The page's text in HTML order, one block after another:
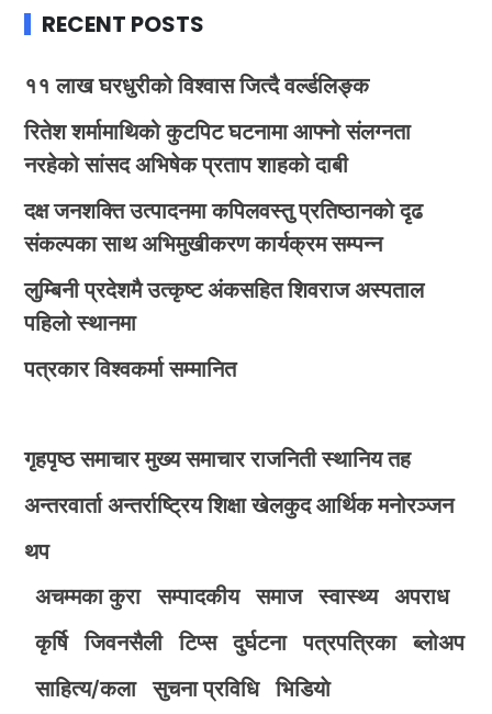
RECENT POSTS
११ लाख घरधुरीको विश्वास जित्दै वर्ल्डलिङ्क
रितेश शर्मामाथिको कुटपिट घटनामा आफ्नो संलग्नता
नरहेको सांसद अभिषेक प्रताप शाहको दाबी
दक्ष जनशक्ति उत्पादनमा कपिलवस्तु प्रतिष्ठानको दृढ
संकल्पका साथ अभिमुखीकरण कार्यक्रम सम्पन्न
लुम्बिनी प्रदेशमै उत्कृष्ट अंकसहित शिवराज अस्पताल
पहिलो स्थानमा
पत्रकार विश्वकर्मा सम्मानित
गृहपृष्ठ समाचार मुख्य समाचार राजनिती स्थानिय तह
अन्तरवार्ता अन्तर्राष्ट्रिय शिक्षा खेलकुद आर्थिक मनोरञ्जन
थप
अचम्मका कुरा
सम्पादकीय समाज स्वास्थ्य
अपराध
कृर्षि
जिवनसैली टिप्स दुर्घटना पत्रपत्रिका
ब्लोअप
साहित्य/कला
सुचना प्रविधि भिडियाे